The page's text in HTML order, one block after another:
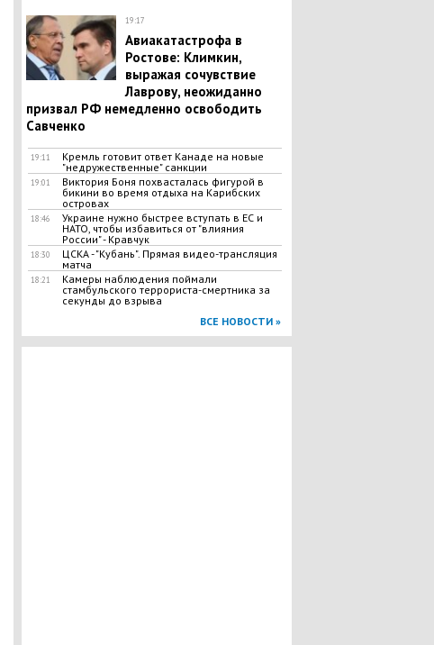
19:17
Авиакатастрофа в
Ростове: Климкин,
выражая сочувствие
Лаврову, неожиданно
призвал РФ немедленно освободить
Савченко
19:11
Кремль готовит ответ Канаде на новые
"недружественные" санкции
19:01
Виктория Боня похвасталась фигурой в
бикини во время отдыха на Карибских
островах
18:46
Украине нужно быстрее вступать в ЕС и
НАТО, чтобы избавиться от "влияния
России" - Кравчук
18:30
ЦСКА - "Кубань". Прямая видео-трансляция
матча
18:21
Камеры наблюдения поймали
стамбульского террориста-смертника за
секунды до взрыва
ВСЕ НОВОСТИ »